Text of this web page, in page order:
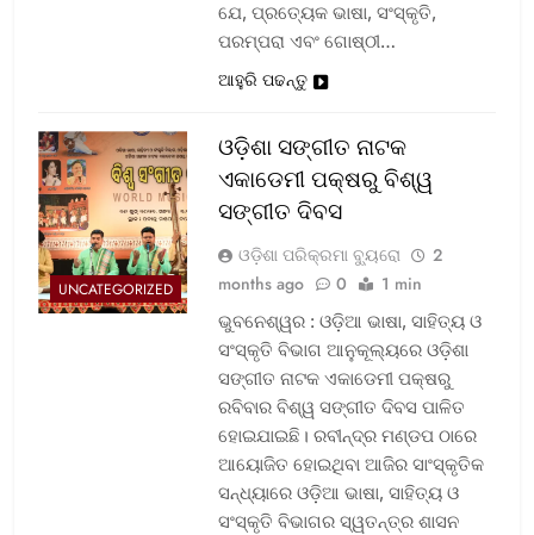
ଯେ, ପ୍ରତ୍ୟେକ ଭାଷା, ସଂସ୍କୃତି,
ପରମ୍ପରା ଏବଂ ଗୋଷ୍ଠୀ…
ଆହୁରି ପଢନ୍ତୁ
UNCATEGORIZED
ଓଡ଼ିଶା ସଙ୍ଗୀତ ନାଟକ
ଏକାଡେମୀ ପକ୍ଷରୁ ବିଶ୍ୱ
ସଙ୍ଗୀତ ଦିବସ
ଓଡ଼ିଶା ପରିକ୍ରମା ବ୍ୟୁରୋ
2
months ago
0 1 min
ଭୁବନେଶ୍ୱର : ଓଡ଼ିଆ ଭାଷା, ସାହିତ୍ୟ ଓ
ସଂସ୍କୃତି ବିଭାଗ ଆନୁକୂଲ୍ୟରେ ଓଡ଼ିଶା
ସଙ୍ଗୀତ ନାଟକ ଏକାଡେମୀ ପକ୍ଷରୁ
ରବିବାର ବିଶ୍ୱ ସଙ୍ଗୀତ ଦିବସ ପାଳିତ
ହୋଇଯାଇଛି। ରବୀନ୍ଦ୍ର ମଣ୍ଡପ ଠାରେ
ଆୟୋଜିତ ହୋଇଥିବା ଆଜିର ସାଂସ୍କୃତିକ
ସନ୍ଧ୍ୟାରେ ଓଡ଼ିଆ ଭାଷା, ସାହିତ୍ୟ ଓ
ସଂସ୍କୃତି ବିଭାଗର ସ୍ୱତନ୍ତ୍ର ଶାସନ